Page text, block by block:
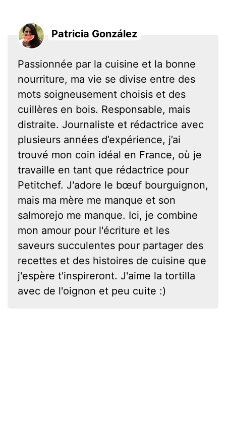
Patricia González
Passionnée par la cuisine et la bonne
nourriture, ma vie se divise entre des
mots soigneusement choisis et des
cuillères en bois. Responsable, mais
distraite. Journaliste et rédactrice avec
plusieurs années d’expérience, j’ai
trouvé mon coin idéal en France, où je
travaille en tant que rédactrice pour
Petitchef. J'adore le bœuf bourguignon,
mais ma mère me manque et son
salmorejo me manque. Ici, je combine
mon amour pour l'écriture et les
saveurs succulentes pour partager des
recettes et des histoires de cuisine que
j'espère t'inspireront. J'aime la tortilla
avec de l'oignon et peu cuite :)